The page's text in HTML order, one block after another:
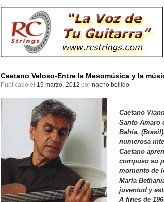
Caetano Veloso-Entre la Mesomúsica y la
Publicado el 19 marzo, 2012 por nacho bellido
Caetano
Santo Amaro
Bahía,
numerosa
Caetano
compuso su
momento de
María
juventud y
A fines de